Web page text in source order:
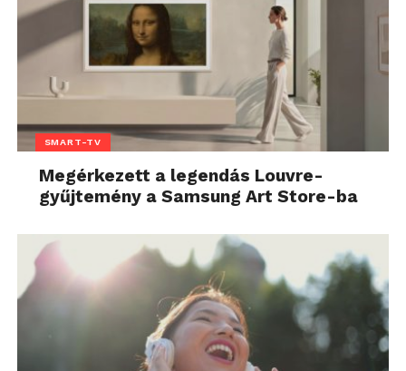
SMART-TV
Megérkezett a legendás Louvre-
gyűjtemény a Samsung Art Store-ba